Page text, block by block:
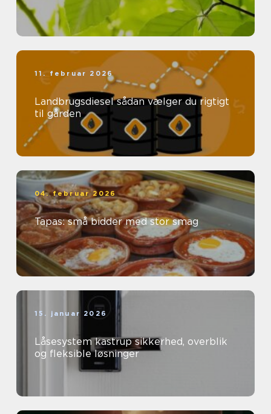
11. februar 2026
Landbrugsdiesel sådan vælger du rigtigt
til gården
04. februar 2026
Tapas: små bidder med stor smag
15. januar 2026
Låsesystem kastrup sikkerhed, overblik
og fleksible løsninger